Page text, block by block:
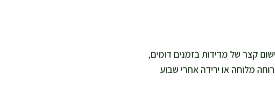
קצר של מדידות בזמנים דומים,
מלוחה או ירידה אחרי שבוע